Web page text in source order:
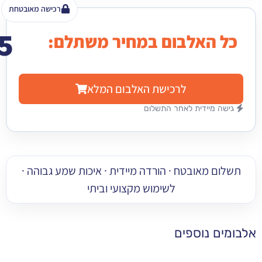
רכישה מאובטחת
האלבום במחיר משתלם: ₪ 15
לרכישת האלבום המלא
מיידית לאחר התשלום
מאובטח · הורדה מיידית · איכות שמע גבוהה ·
לשימוש מקצועי וביתי
נוספים